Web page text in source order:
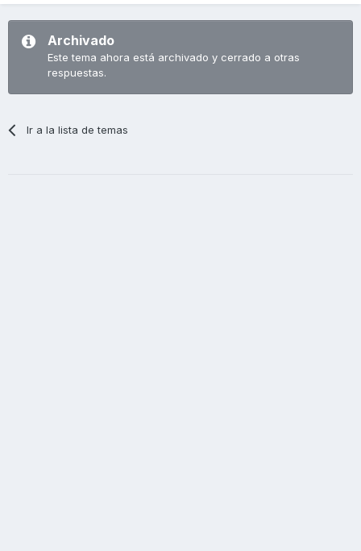
Archivado
Este tema ahora está archivado y cerrado a otras
respuestas.
Ir a la lista de temas